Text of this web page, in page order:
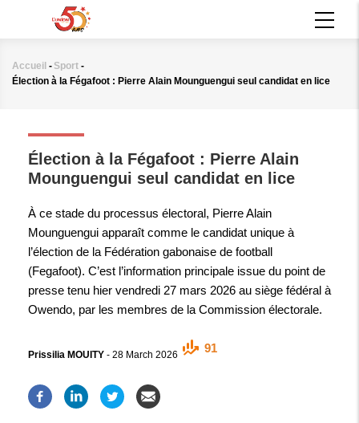
principal
Fil
Accueil - Sport -
Élection à la Fégafoot : Pierre Alain Mounguengui seul candidat en lice
Élection à la Fégafoot : Pierre Alain
Mounguengui seul candidat en lice
À ce stade du processus électoral, Pierre Alain
Mounguengui apparaît comme le candidat unique à
l’élection de la Fédération gabonaise de football
(Fegafoot). C’est l’information principale issue du point de
presse tenu hier vendredi 27 mars 2026 au siège fédéral à
Owendo, par les membres de la Commission électorale.
Prissilia MOUITY - 28 March 2026
91